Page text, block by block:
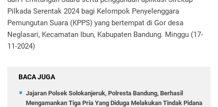
Pilkada Serentak 2024 bagi Kelompok Penyelenggara
Pemungutan Suara (KPPS) yang bertempat di Gor desa
Neglasari, Kecamatan Ibun, Kabupaten Bandung. Minggu (17-
11-2024)
BACA JUGA
Jajaran Polsek Solokanjeruk, Polresta Bandung, Berhasil
Mengamankan Tiga Pria Yang Diduga Melakukan Tindak Pidana